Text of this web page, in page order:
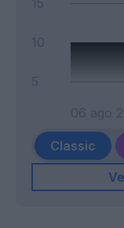
Classic